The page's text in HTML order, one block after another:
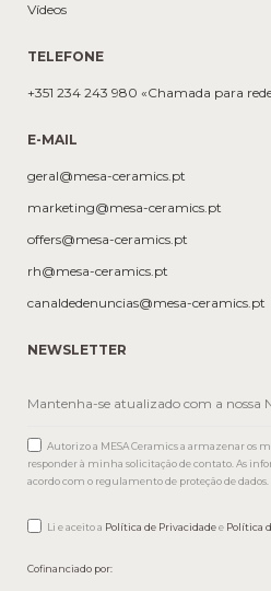
Vídeos
TELEFONE
+351 234 243 980 «Chamada para
E-MAIL
geral@mesa-ceramics.pt
marketing@mesa-ceramics.pt
offers@mesa-ceramics.pt
rh@mesa-ceramics.pt
canaldedenuncias@mesa-ceramics.pt
NEWSLETTER
Autorizo a MESA Ceramics a armazenar os
responder à minha solicitação de contato. As
acordo com o regulamento de proteção de dados.
Li e aceito a Política de Privacidadee Política
Cofinanciado por: